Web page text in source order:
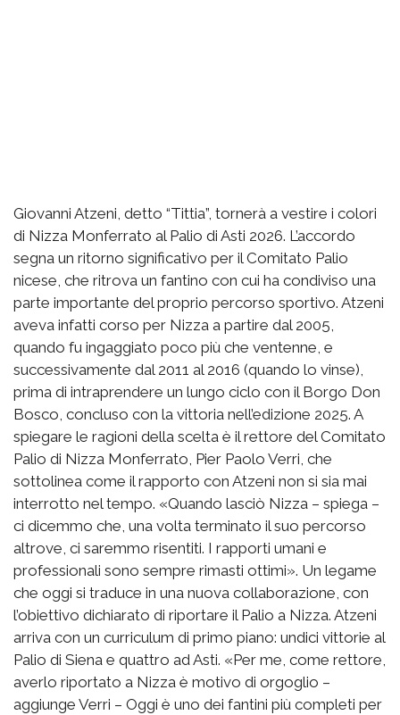
Giovanni Atzeni, detto “Tittia”, tornerà a vestire i colori
di Nizza Monferrato al Palio di Asti 2026. L’accordo
segna un ritorno significativo per il Comitato Palio
nicese, che ritrova un fantino con cui ha condiviso una
parte importante del proprio percorso sportivo. Atzeni
aveva infatti corso per Nizza a partire dal 2005,
quando fu ingaggiato poco più che ventenne, e
successivamente dal 2011 al 2016 (quando lo vinse),
prima di intraprendere un lungo ciclo con il Borgo Don
Bosco, concluso con la vittoria nell’edizione 2025. A
spiegare le ragioni della scelta è il rettore del Comitato
Palio di Nizza Monferrato, Pier Paolo Verri, che
sottolinea come il rapporto con Atzeni non si sia mai
interrotto nel tempo. «Quando lasciò Nizza – spiega –
ci dicemmo che, una volta terminato il suo percorso
altrove, ci saremmo risentiti. I rapporti umani e
professionali sono sempre rimasti ottimi». Un legame
che oggi si traduce in una nuova collaborazione, con
l’obiettivo dichiarato di riportare il Palio a Nizza. Atzeni
arriva con un curriculum di primo piano: undici vittorie al
Palio di Siena e quattro ad Asti. «Per me, come rettore,
averlo riportato a Nizza è motivo di orgoglio –
aggiunge Verri – Oggi è uno dei fantini più completi per